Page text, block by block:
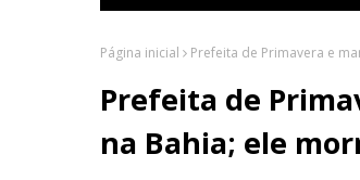
Página inicial Prefeita de Primavera e
Prefeita de
na Bahia; ele